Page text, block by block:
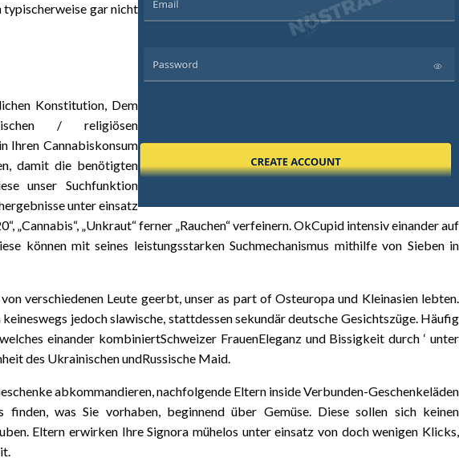
typischerweise gar nicht
Konstitution, Dem
/ religiösen
Ihren Cannabiskonsum
damit die benötigten
unser Suchfunktion
unter einsatz
„Cannabis“, „Unkraut“ ferner „Rauchen“ verfeinern. OkCupid intensiv einander auf
können mit seines leistungsstarken Suchmechanismus mithilfe von Sieben in
verschiedenen Leute geerbt, unser as part of Osteuropa und Kleinasien lebten.
jedoch slawische, stattdessen sekundär deutsche Gesichtszüge. Häufig
einander kombiniertSchweizer FrauenEleganz und Bissigkeit durch ‘ unter
des Ukrainischen undRussische Maid.
abkommandieren, nachfolgende Eltern inside Verbunden-Geschenkeläden
was Sie vorhaben, beginnend über Gemüse. Diese sollen sich keinen
Eltern erwirken Ihre Signora mühelos unter einsatz von doch wenigen Klicks,